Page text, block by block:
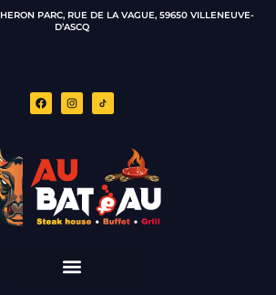
PARC, RUE DE LA VAGUE, 59650 VILLENEUVE-
D’ASCQ